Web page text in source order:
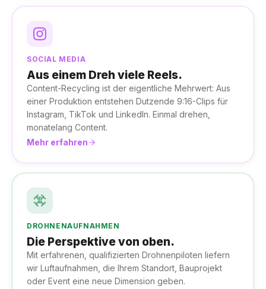
SOCIAL MEDIA
Aus einem Dreh viele Reels.
Content-Recycling ist der eigentliche Mehrwert: Aus
einer Produktion entstehen Dutzende 9:16-Clips für
Instagram, TikTok und LinkedIn. Einmal drehen,
monatelang Content.
Mehr erfahren
DROHNENAUFNAHMEN
Die Perspektive von oben.
Mit erfahrenen, qualifizierten Drohnenpiloten liefern
wir Luftaufnahmen, die Ihrem Standort, Bauprojekt
oder Event eine neue Dimension geben.